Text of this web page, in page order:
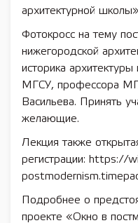
архитектурной
Фотокросс на тему
нижегородской
историка
МГСУ, профессора
Васильева. Принять
желающие.
Лекция также
регистрации: https://
Подробнее о
проекте «Окно в